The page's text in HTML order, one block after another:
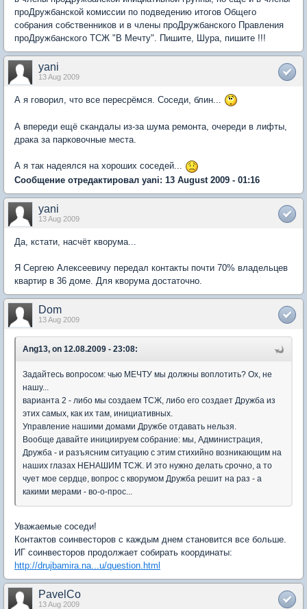
проДружбанской комиссии по подведению итогов Общего
собрания собственников и в члены проДружбанского Правления
проДружбанского ТСЖ "В Мечту". Пишите, Шура, пишите !!!
yani
13 Aug 2009
А я говорил, что все пересрёмся. Соседи, блин...
А впереди ещё скандалы из-за шума ремонта, очереди в лифты,
драка за парковочные места.
А я так надеялся на хороших соседей...
Сообщение отредактировал yani: 13 August 2009 - 01:16
yani
13 Aug 2009
Да, кстати, насчёт кворума...
Я Сергею Алексеевичу передал контакты почти 70% владельцев
квартир в 36 доме. Для кворума достаточно.
Dom
13 Aug 2009
Ang13, on 12.08.2009 - 23:08:
Задайтесь вопросом: чью МЕЧТУ мы должны воплотить? Ох, не
нашу...
варианта 2 - либо мы создаем ТСЖ, либо его создает Дружба из
этих самых, как их там, инициативных.
Управление нашими домами Дружбе отдавать нельзя.
Вообще давайте инициируем собрание: мы, Администрация,
Дружба - и разъясним ситуацию с этим стихийно возникающим на
наших глазах НЕНАШИМ ТСЖ. И это нужно делать срочно, а то
чует мое сердце, вопрос с кворумом Дружба решит на раз - а
какими мерами - во-о-прос...
Уважаемые соседи!
Контактов соинвесторов с каждым днем становится все больше.
ИГ соинвесторов продолжает собирать координаты:
http://drujbamira.na...u/question.html
PavelCo
13 Aug 2009